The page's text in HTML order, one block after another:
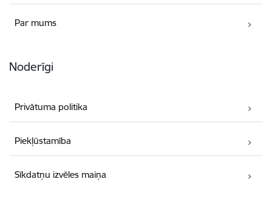
Par mums
Noderīgi
Privātuma politika
Piekļūstamība
Sīkdatņu izvēles maiņa